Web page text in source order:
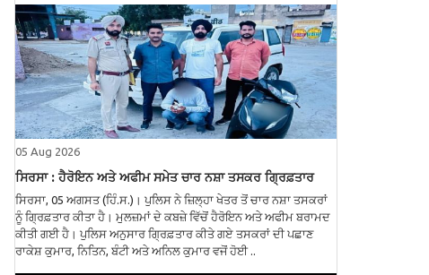
05 Aug 2026
ਸਿਰਸਾ : ਹੈਰੋਇਨ ਅਤੇ ਅਫੀਮ ਸਮੇਤ ਚਾਰ ਨਸ਼ਾ ਤਸਕਰ ਗ੍ਰਿਫ਼ਤਾਰ
ਸਿਰਸਾ, 05 ਅਗਸਤ (ਹਿੰ.ਸ.)। ਪੁਲਿਸ ਨੇ ਜ਼ਿਲ੍ਹਾ ਖੇਤਰ ਤੋਂ ਚਾਰ ਨਸ਼ਾ ਤਸਕਰਾਂ
ਨੂੰ ਗ੍ਰਿਫ਼ਤਾਰ ਕੀਤਾ ਹੈ। ਮੁਲਜ਼ਮਾਂ ਦੇ ਕਬਜ਼ੇ ਵਿੱਚੋਂ ਹੈਰੋਇਨ ਅਤੇ ਅਫੀਮ ਬਰਾਮਦ
ਕੀਤੀ ਗਈ ਹੈ। ਪੁਲਿਸ ਅਨੁਸਾਰ ਗ੍ਰਿਫ਼ਤਾਰ ਕੀਤੇ ਗਏ ਤਸਕਰਾਂ ਦੀ ਪਛਾਣ
ਰਾਕੇਸ਼ ਕੁਮਾਰ, ਨਿਤਿਨ, ਬੰਟੀ ਅਤੇ ਅਨਿਲ ਕੁਮਾਰ ਵਜੋਂ ਹੋਈ ..